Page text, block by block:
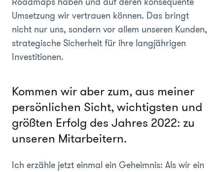
Umsetzung wir vertrauen können. Das bringt
nicht nur uns, sondern vor allem unseren Kunden,
strategische Sicherheit für ihre langjährigen
Investitionen.
Kommen wir aber zum, aus meiner
persönlichen Sicht, wichtigsten und
größten Erfolg des Jahres 2022: zu
unseren Mitarbeitern.
Ich erzähle jetzt einmal ein Geheimnis: Als wir ein